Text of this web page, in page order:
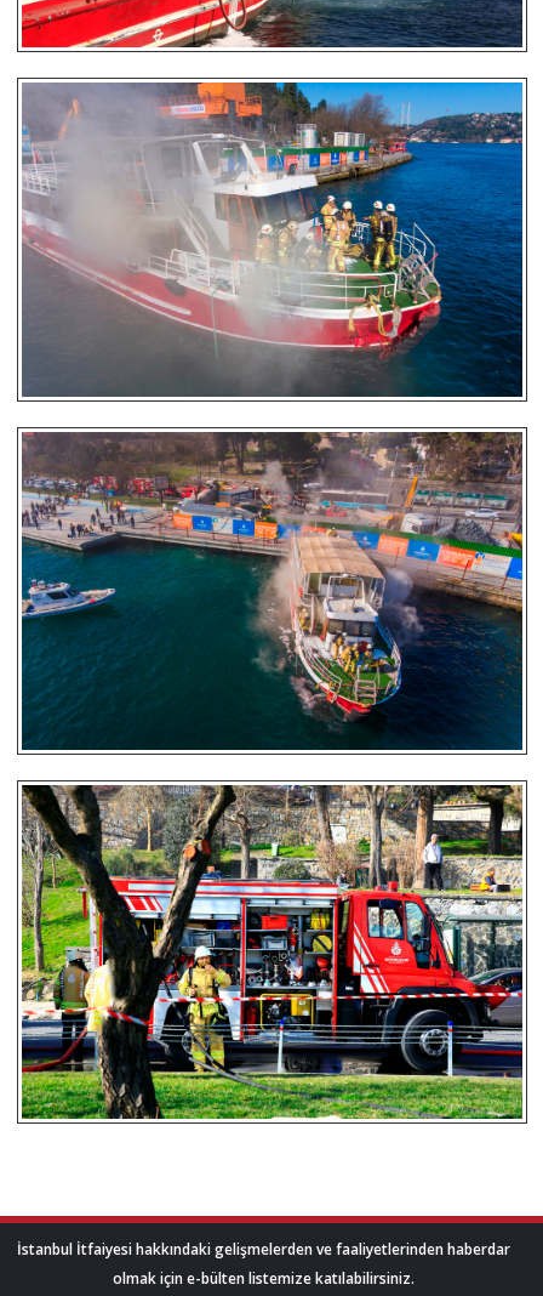
İstanbul İtfaiyesi hakkındaki gelişmelerden ve faaliyetlerinden haberdar
olmak için e-bülten listemize katılabilirsiniz.